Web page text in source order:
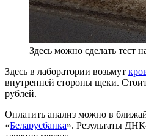
Здесь можно сделать
Здесь в лаборатории возьмут
внутренней стороны щеки.
рублей.
Оплатить анализ можно в
«Беларусбанка». Результаты